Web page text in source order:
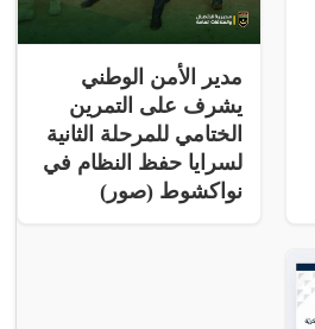
مدير الأمن الوطني
يشرف على التمرين
الختامي للمرحلة الثانية
لسرايا حفظ النظام في
نواكشوط (صور)